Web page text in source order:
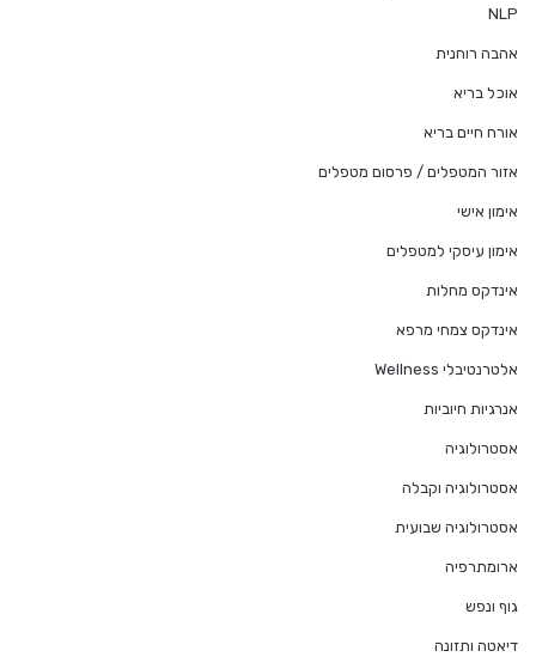
NLP
אהבה רוחנית
אוכל בריא
אורח חיים בריא
אזור המטפלים / פרסום מטפלים
אימון אישי
אימון עיסקי למטפלים
אינדקס מחלות
אינדקס צמחי מרפא
אלטרנטיבלי Wellness
אנרגיות חיוביות
אסטרולוגיה
אסטרולוגיה וקבלה
אסטרולוגיה שבועית
ארומתרפיה
גוף ונפש
דיאטה ותזונה